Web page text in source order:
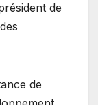
de
de